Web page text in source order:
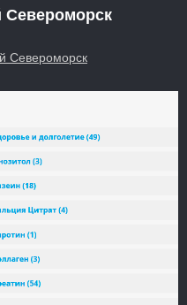
Североморск
Североморск